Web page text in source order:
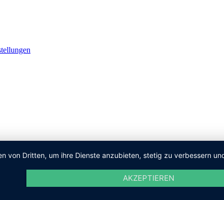
von Dritten, um ihre Dienste anzubieten, stetig zu verbessern
AKZEPTIEREN